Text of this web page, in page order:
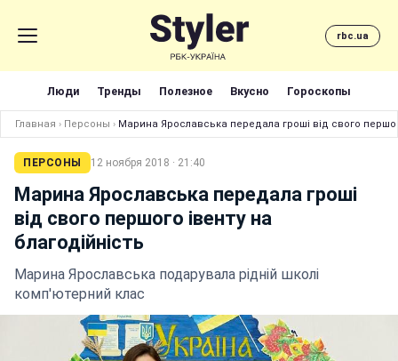
rbc.ua
Люди Тренды Полезное Вкусно Гороскопы
Главная › Персоны › Марина Ярославська передала гроші від свого
ПЕРСОНЫ 12 ноября 2018 · 21:40
Марина Ярославська передала гроші
від свого першого івенту на
благодійність
Марина Ярославська подарувала рідній школі
комп'ютерний клас